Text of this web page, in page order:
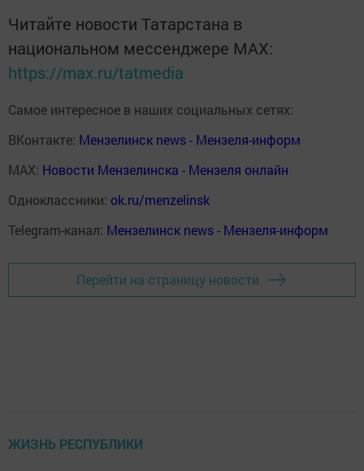
Читайте новости Татарстана в
национальном мессенджере MАХ:
https://max.ru/tatmedia
Самое интересное в наших социальных сетях:
ВКонтакте: Мензелинск news - Мензеля-информ
MAX: Новости Мензелинска - Мензеля онлайн
Одноклассники: ok.ru/menzelinsk
Telegram-канал: Мензелинск news - Мензеля-информ
Перейти на страницу новости
ЖИЗНЬ РЕСПУБЛИКИ